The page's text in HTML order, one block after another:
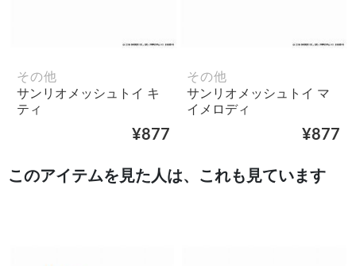
その他
サンリオメッシュトイ キ
ティ
¥877
その他
サンリオメッシュトイ マ
イメロディ
¥877
このアイテムを見た人は、これも見ています